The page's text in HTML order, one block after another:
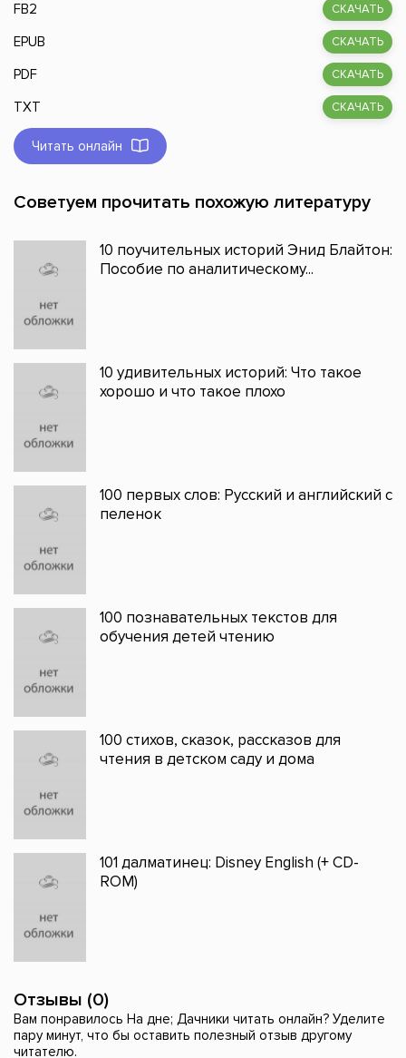
FB2 СКАЧАТЬ
EPUB СКАЧАТЬ
PDF СКАЧАТЬ
TXT СКАЧАТЬ
Читать онлайн
Советуем прочитать похожую литературу
10 поучительных историй Энид Блайтон:
Пособие по аналитическому...
10 удивительных историй: Что такое
хорошо и что такое плохо
100 первых слов: Русский и английский с
пеленок
100 познавательных текстов для
обучения детей чтению
100 стихов, сказок, рассказов для
чтения в детском саду и дома
101 далматинец: Disney English (+ CD-
ROM)
Отзывы (0)
Вам понравилось На дне; Дачники читать онлайн? Уделите
пару минут, что бы оставить полезный отзыв другому
читателю.